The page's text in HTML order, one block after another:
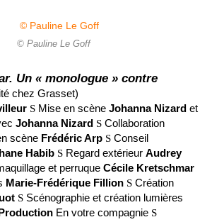
© Pauline Le Goff
Un « monologue » contre
chez Grasset)
S Mise en scène Johanna Nizard et
Johanna Nizard S Collaboration
scène Frédéric Arp S Conseil
Habib S Regard extérieur Audrey
et perruque Cécile Kretschmar
Marie-Frédérique Fillion S Création
S Scénographie et création lumières
En votre compagnie S